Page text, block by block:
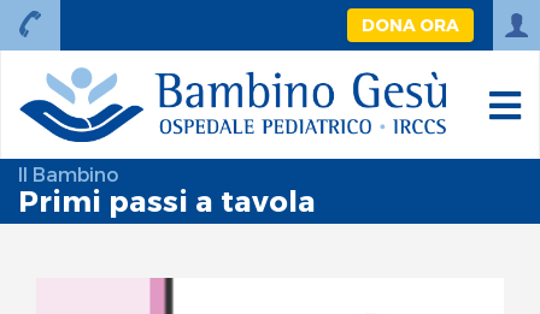
DONA ORA
Il Bambino
Primi passi a tavola